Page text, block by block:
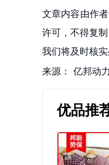
文章内容由作
许可，不得复
我们将及时核
来源： 亿邦动力
优品推